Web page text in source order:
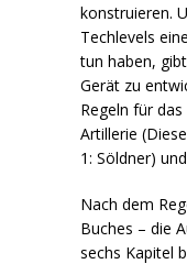
konstruieren.
Techlevels
tun haben,
Gerät zu
Regeln für
Artillerie
1: Söldner)
Nach dem
Buches – die
sechs Kapitel